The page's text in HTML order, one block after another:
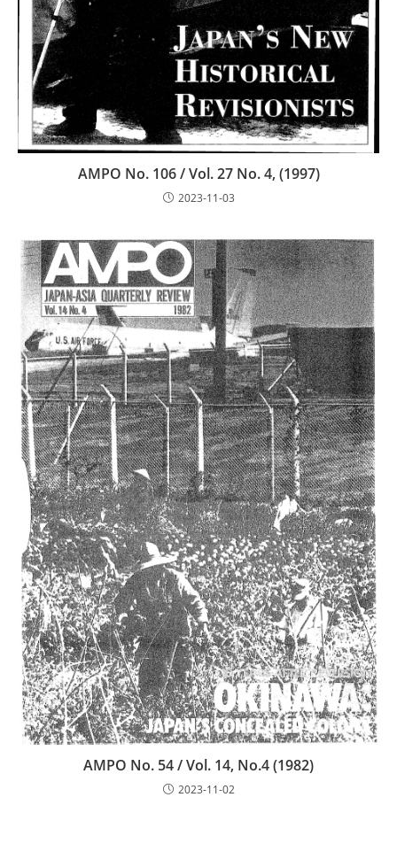
AMPO No. 106 / Vol. 27 No. 4, (1997)
2023-11-03
AMPO No. 54 / Vol. 14, No.4 (1982)
2023-11-02